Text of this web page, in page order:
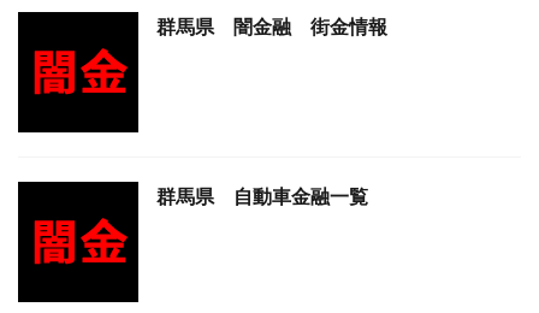
群馬県 闇金融 街金情報
群馬県 自動車金融一覧